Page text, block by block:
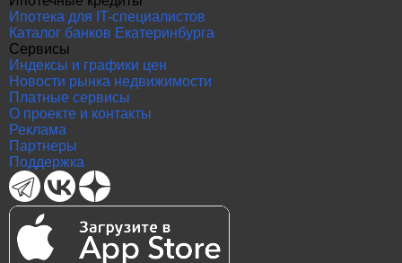
Ипотека для IT-специалистов
Каталог банков Екатеринбурга
Сервисы
Индексы и графики цен
Новости рынка недвижимости
Платные сервисы
О проекте и контакты
Реклама
Партнеры
Поддержка